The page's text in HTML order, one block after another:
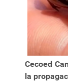
Cecoed
la